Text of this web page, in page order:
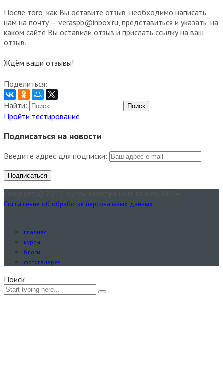
После того, как Вы оставите отзыв, необходимо написать
нам на почту — veraspb@inbox.ru, представиться и указать, на
каком сайте Вы оставили отзыв и прислать ссылку на ваш
отзыв.
Ждём ваши отзывы!
Поделиться:
Найти:
Пройти тестирование
Подписаться на новости
Введите адрес для подписки:
Соглашение об обработке персональных данных
главная
курсы
блоги
фотогалерея
Поиск